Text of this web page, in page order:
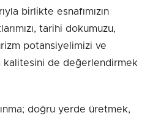
birlikte esnafımızın
tarihi dokumuzu,
potansiyelimizi ve
kalitesini de değerlendirmek
doğru yerde üretmek,